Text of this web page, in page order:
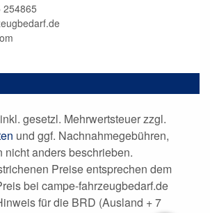
254865
gesetzl. Mehrwertsteuer zzgl.
und ggf. Nachnahmegebühren,
nicht anders beschrieben.
Preise entsprechen dem
bei campe-fahrzeugbedarf.de
für die BRD (Ausland + 7